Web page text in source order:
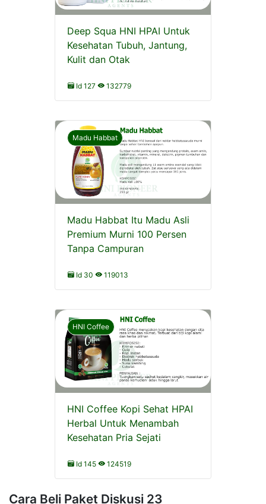
Deep Squa HNI HPAI Untuk
Kesehatan Tubuh, Jantung,
Kulit dan Otak
Id 127 132779
Madu Habbat
Madu Habbat Itu Madu Asli
Premium Murni 100 Persen
Tanpa Campuran
Id 30 119013
HNI Coffee
HNI Coffee Kopi Sehat HPAI
Herbal Untuk Menambah
Kesehatan Pria Sejati
Id 145 124519
Cara Beli Paket Diskusi 23